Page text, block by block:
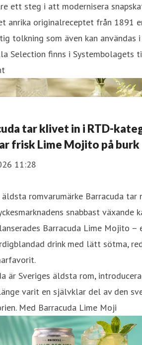
och Snapsens
nya drinkrecept med O.P.
med gurka och fläder. O.P.
ett steg i att modernisera
anrika originalreceptet från 1891
tolkning som även kan användas i
Selection finns i Systembolagets
tar klivet in i RTD-
frisk Lime Mojito på burk
11:28
äldsta romvarumärke Barracuda tar
snabbast växande
Barracuda Lime Mojito –
drink med lätt sötma,
är Sveriges äldsta rom,
varit en självklar del av den
Med Barracuda Lime Moji